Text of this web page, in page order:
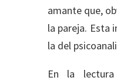
amante que,
la pareja. Esta
la del
En la